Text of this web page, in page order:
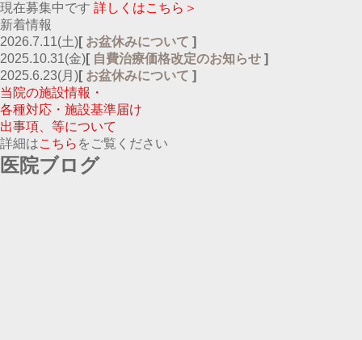
現在募集中です 詳しくはこちら＞
新着情報
2026.7.11(土)[ お盆休みについて ]
2025.10.31(金)[ 自費治療価格改定のお知らせ ]
2025.6.23(月)[ お盆休みについて ]
当院の施設情報・
各種対応・施設基準届け
出事項、等について
詳細はこちら をご覧ください
医院ブログ